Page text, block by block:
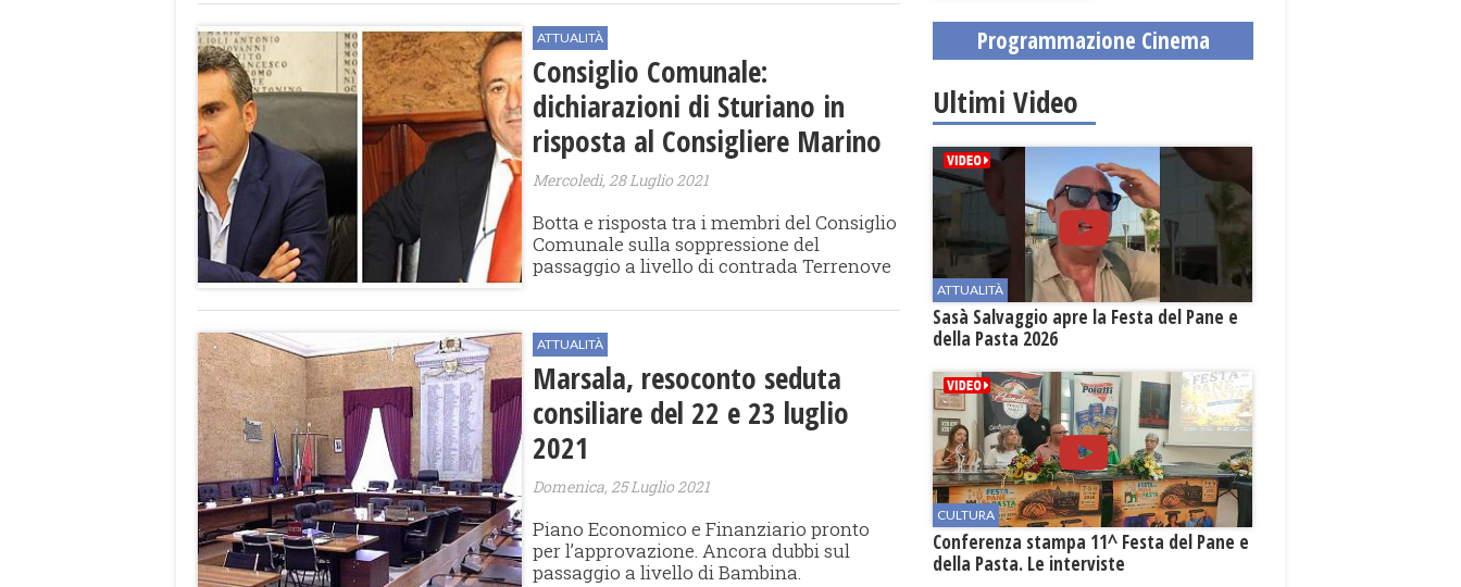
ATTUALITÀ
Consiglio Comunale:
dichiarazioni di Sturiano in
risposta al Consigliere Marino
Mercoledì, 28 Luglio 2021
Botta e risposta tra i membri del Consiglio
Comunale sulla soppressione del
passaggio a livello di contrada Terrenove
ATTUALITÀ
Marsala, resoconto seduta
consiliare del 22 e 23 luglio
2021
Domenica, 25 Luglio 2021
Piano Economico e Finanziario pronto
per l’approvazione. Ancora dubbi sul
passaggio a livello di Bambina.
Lilibeo
Programmazione Cinema
Ultimi Video
ATTUALITÀ
Sasà Salvaggio apre la Festa del Pane e
della Pasta 2026
CULTURA
Conferenza stampa 11^ Festa del Pane e
della Pasta. Le interviste